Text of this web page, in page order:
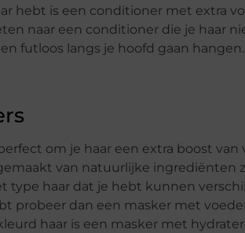
hebt is een conditioner met extra
naar een conditioner die je haar
futloos langs je hoofd gaan hangen.
om je haar een extra boost
van natuurlijke ingrediënten
type haar dat je hebt kunnen
probeer dan een masker met
haar is een masker met